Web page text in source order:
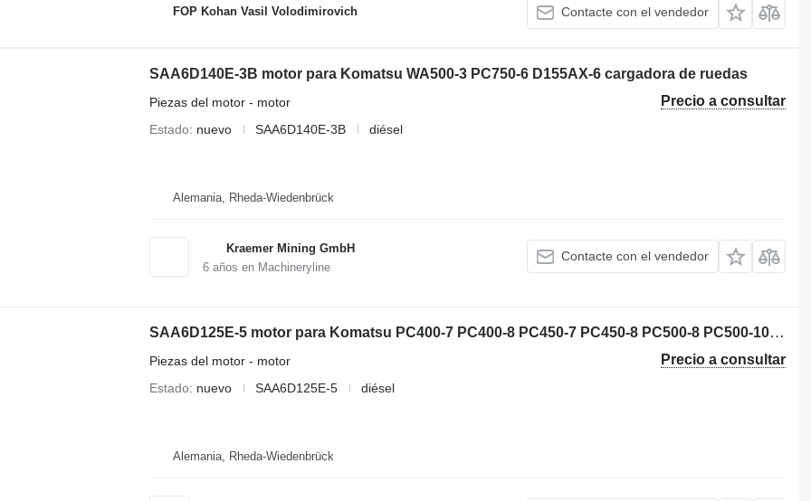
FOP Kohan Vasil Volodimirovich Contacte con el vendedor
SAA6D140E-3B motor para Komatsu WA500-3 PC750-6 D155AX-6 cargadora de ruedas
Precio a consultar
Piezas del motor - motor
Estado
nuevo SAA6D140E-3B diésel
Alemania, Rheda-Wiedenbrück
Kraemer Mining GmbH
6años en Machineryline
Contacte con el vendedor
SAA6D125E-5 motor para Komatsu PC400-7 PC400-8 PC450-7 PC450-8 PC500-8 PC500-10 excavadora
Precio a consultar
Piezas del motor - motor
Estado
nuevo SAA6D125E-5 diésel
Alemania, Rheda-Wiedenbrück